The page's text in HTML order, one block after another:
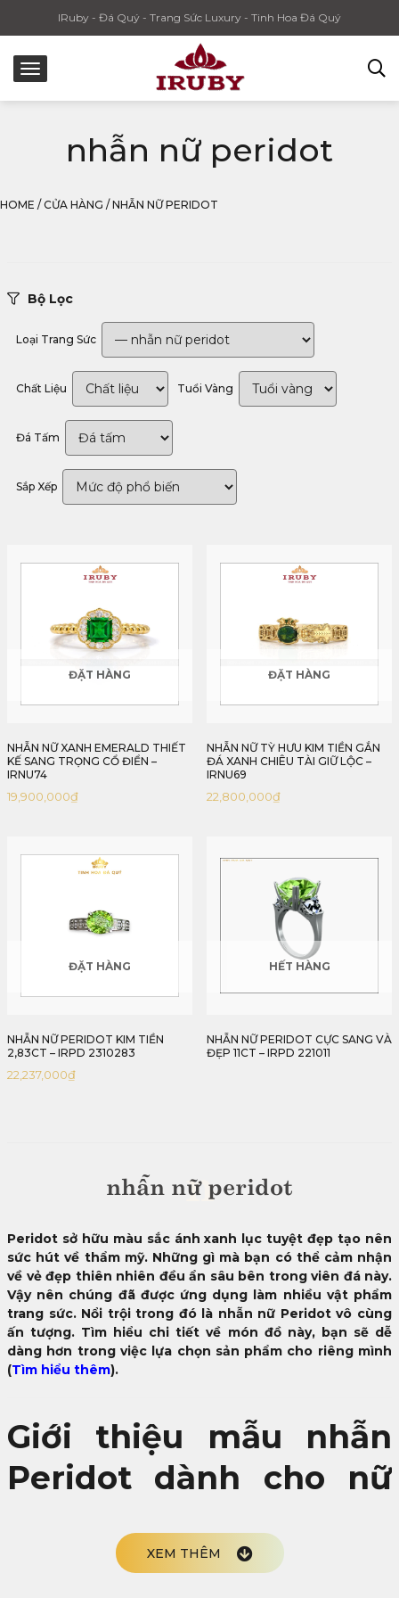
IRuby - Đá Quý - Trang Sức Luxury - Tinh Hoa Đá Quý
nhẫn nữ peridot
HOME / CỬA HÀNG / NHẪN NỮ PERIDOT
Bộ Lọc
Loại Trang Sức
Chất Liệu Tuổi Vàng
Đá Tấm
Sắp Xếp
ĐẶT HÀNG
NHẪN NỮ XANH EMERALD THIẾT
KẾ SANG TRỌNG CỔ ĐIỂN –
IRNU74
19,900,000₫
ĐẶT HÀNG
NHẪN NỮ TỲ HƯU KIM TIỀN GẮN
ĐÁ XANH CHIÊU TÀI GIỮ LỘC –
IRNU69
22,800,000₫
ĐẶT HÀNG
NHẪN NỮ PERIDOT KIM TIỀN
2,83CT – IRPD 2310283
22,237,000₫
HẾT HÀNG
NHẪN NỮ PERIDOT CỰC SANG VÀ
ĐẸP 11CT – IRPD 221011
nhẫn nữ peridot
n
Peridot sở hữu màu sắc ánh xanh lục tuyệt đẹp tạo nên
sức hút về thẩm mỹ. Những gì mà bạn có thể cảm nhận
về vẻ đẹp thiên nhiên đều ẩn sâu bên trong viên đá này.
Vậy nên chúng đã được ứng dụng làm nhiều vật phẩm
trang sức. Nổi trội trong đó là nhẫn nữ Peridot vô cùng
ấn tượng. Tìm hiểu chi tiết về món đồ này, bạn sẽ dễ
dàng hơn trong việc lựa chọn sản phẩm cho riêng mình
(Tìm hiểu thêm).
Giới thiệu mẫu nhẫn
Peridot dành cho nữ
Nhẫn nữ Peridot sở hữu vẻ ngoài đẹp, lung linh và tôn lên vẻ
đẹp của người phụ nữ. Đây là một trong những ứng dụng của
XEM THÊM